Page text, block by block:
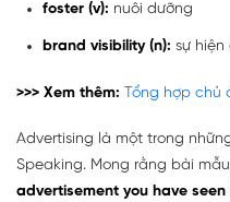
foster (v): nuôi dưỡng
brand visibility (n): sự hiện
>>> Xem thêm: Tổng hợp chủ
Advertising là một trong
Speaking. Mong rằng bài
advertisement you have seen